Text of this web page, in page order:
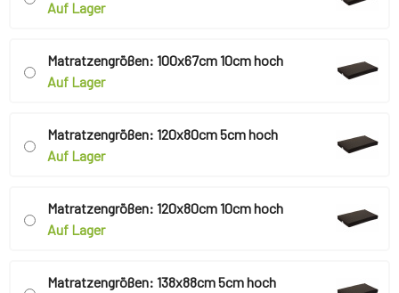
Auf Lager
Matratzengrößen: 100x67cm 10cm hoch
Auf Lager
Matratzengrößen: 120x80cm 5cm hoch
Auf Lager
Matratzengrößen: 120x80cm 10cm hoch
Auf Lager
Matratzengrößen: 138x88cm 5cm hoch